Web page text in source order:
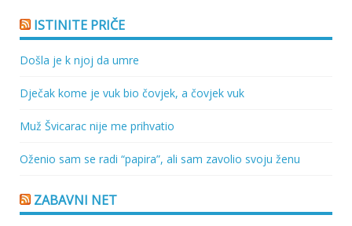
ISTINITE PRIČE
Došla je k njoj da umre
Dječak kome je vuk bio čovjek, a čovjek vuk
Muž Švicarac nije me prihvatio
Oženio sam se radi “papira”, ali sam zavolio svoju ženu
ZABAVNI NET